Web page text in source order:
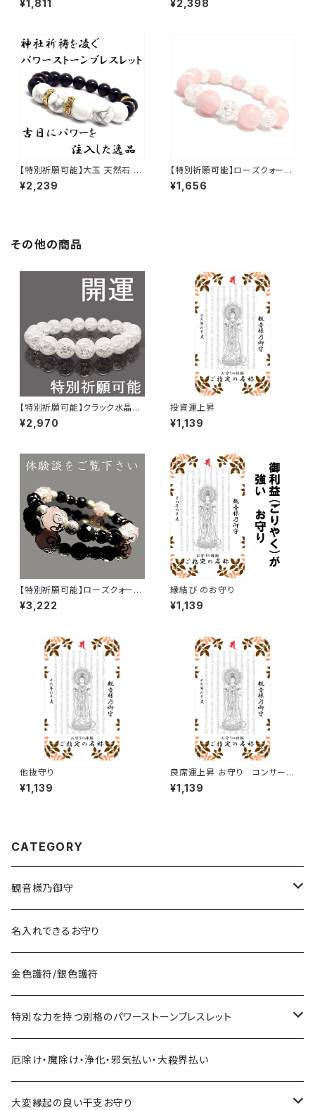
9_352【お届まで3〜14日】
¥1,811
ブレスレット NS_D5-51_517
¥2,398
【特別祈願可能】大玉 天然石 オ
ニキス ホワイトターコイズパワ
ーストーンブレスレット NS_D5
¥2,239
【特別祈願可能】ローズクォーツ
クラック水晶パワーストーンブレ
スレット_NS_D5-41_480【お届
¥1,656
その他の商品
【特別祈願可能】クラック水晶パ
ワーストーンブレスレット_NS_B
1-17_275【お届まで3〜14日】
¥2,970
投資運上昇
¥1,139
【特別祈願可能】ローズクォーツ
オニキス パワーストーンブレス
レット NS_D2-42_572【お届ま
¥3,222
縁結び のお守り
¥1,139
他抜守り
¥1,139
良席運上昇 お守り コンサー
ト。ライブ、ファンサークル、ファ
ンミーティングなどで良席をゲッ
¥1,139
CATEGORY
観音様乃御守
宝くじに御利益ある組合せ
サマージャンボ宝くじに当たりたい時の組合せ
バレンタインジャンボ宝くじに当たりたい時の組合せ
お金に御利益ある組合せ
給料を増やしたい
お金持ちと出会いたい
恋愛・縁結びで御利益ある組合せ
お金持ち恋愛したい
お金持ちと結婚したい(玉の輿・逆玉の輿)
対人で御利益ある組合せ
学校でいじめられたくない
出世して仕事も充実し給料を上げたい時の組み合わせ
名入れできるお守り
金色護符/銀色護符
特別な力を持つ別格のパワーストーンブレスレット
ネックレス
ストラップ
厄除け・魔除け・浄化・邪気払い・大殺界払い
大変縁起の良い干支お守り